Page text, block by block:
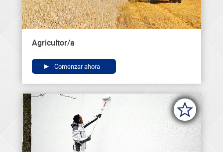
Agricultor/a
Comenzar ahora